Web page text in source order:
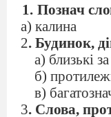
Познач
а) калина
2. Будинок,
а) близькі
б)
в)
3. Слова,